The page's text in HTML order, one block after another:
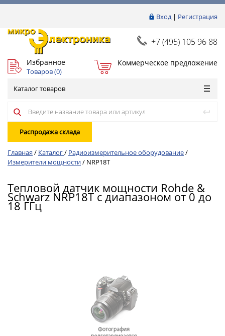
Вход| Регистрация
+7 (495) 105 96 88
Избранное
Товаров (0)
Коммерческое предложение
Каталог товаров
Распродажа склада
Главная / Каталог/ Радиоизмерительное оборудование/
Измерители мощности/ NRP18T
Тепловой датчик мощности Rohde &
Schwarz NRP18T с диапазоном от 0 до
18 ГГц